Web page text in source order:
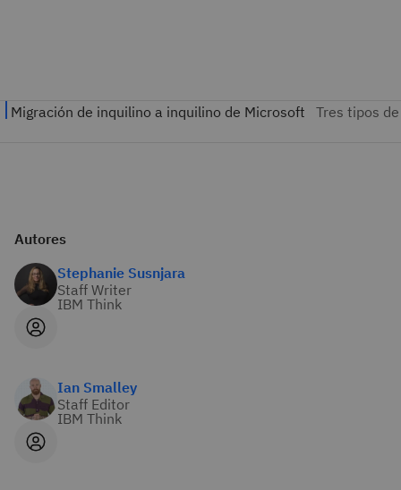
Autores
Stephanie Susnjara
Staff Writer
IBM Think
Ian Smalley
Staff Editor
IBM Think